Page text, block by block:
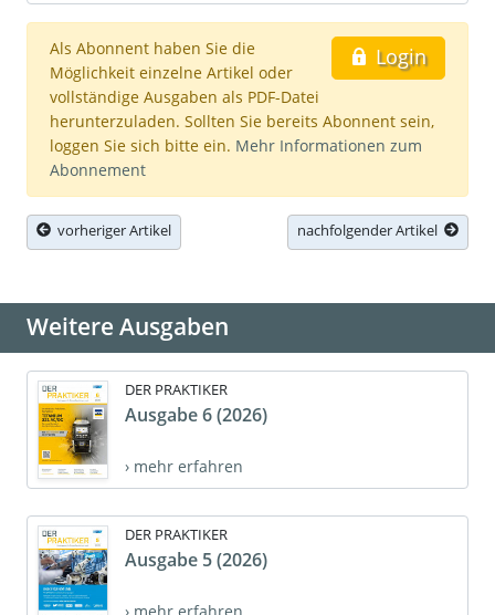
Login
Als Abonnent haben Sie die
Möglichkeit einzelne Artikel oder
vollständige Ausgaben als PDF-Datei
herunterzuladen. Sollten Sie bereits Abonnent sein,
loggen Sie sich bitte ein. Mehr Informationen zum
Abonnement
vorheriger Artikel nachfolgender Artikel
Weitere Ausgaben
DER PRAKTIKER
Ausgabe 6 (2026)
› mehr erfahren
DER PRAKTIKER
Ausgabe 5 (2026)